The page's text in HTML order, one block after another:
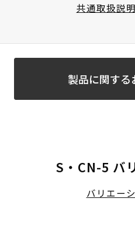
共通取扱説
製品に関する
S・CN-5 バ
バリエー